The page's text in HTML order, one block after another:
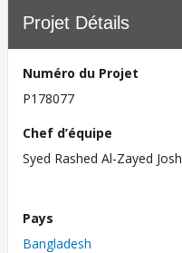
Projet Détails
Numéro du Projet
P178077
Chef d’équipe
Syed Rashed Al-Zayed Josh
Pays
Bangladesh